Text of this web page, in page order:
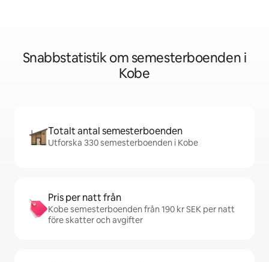
Snabbstatistik om semesterboenden i
Kobe
Totalt antal semesterboenden
Utforska 330 semesterboenden i Kobe
Pris per natt från
Kobe semesterboenden från 190 kr SEK per natt
före skatter och avgifter